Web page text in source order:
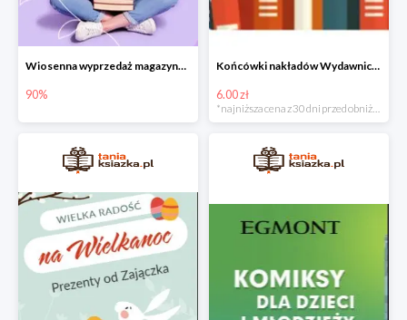
Wiosenna wyprzedaż magazynowa do -90%
90%
Końcówki nakładów Wydawnictwa Kobiecego od 6zł do 15zł
6.00 zł
*najniższa cena z 30 dni przed obniżką